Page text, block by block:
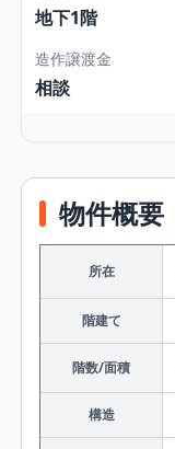
地下1階
造作譲渡金
相談
物件概要
所在
階建て
階数/面積
構造